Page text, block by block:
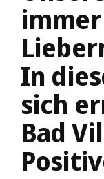
In
sich
Bad